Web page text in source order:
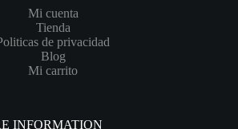
Mi cuenta
Tienda
de privacidad
Blog
Mi carrito
INFORMATION